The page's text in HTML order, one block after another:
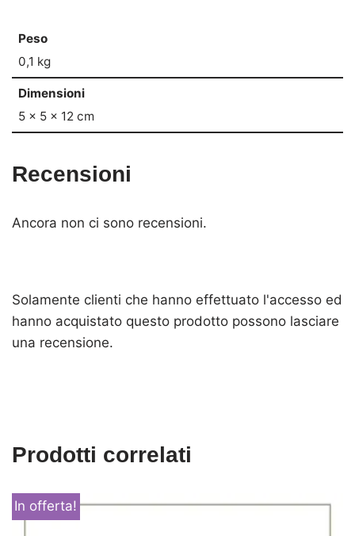
Peso
0,1 kg
Dimensioni
5 × 5 × 12 cm
Recensioni
Ancora non ci sono recensioni.
Solamente clienti che hanno effettuato l'accesso ed
hanno acquistato questo prodotto possono lasciare
una recensione.
Prodotti correlati
In offerta!